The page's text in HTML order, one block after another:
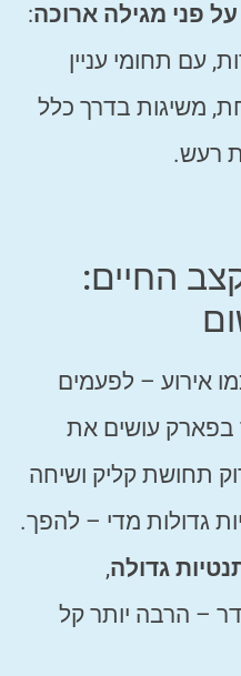
פני מגילה ארוכה:
עם תחומי עניין
משיגות בדרך כלל
רעש.
החיים:
אירוע – לפעמים
בפארק עושים את
תחושת קליק ושיחה
גדולות מדי – להפך.
גדולה,
– הרבה יותר קל